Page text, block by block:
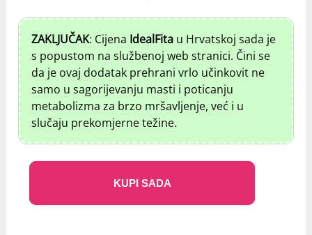
ZAKLJUČAK: Cijena IdealFita u Hrvatskoj sada je
s popustom na službenoj web stranici. Čini se
da je ovaj dodatak prehrani vrlo učinkovit ne
samo u sagorijevanju masti i poticanju
metabolizma za brzo mršavljenje, već i u
slučaju prekomjerne težine.
KUPI SADA